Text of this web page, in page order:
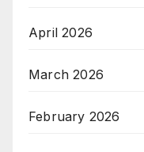
April 2026
March 2026
February 2026